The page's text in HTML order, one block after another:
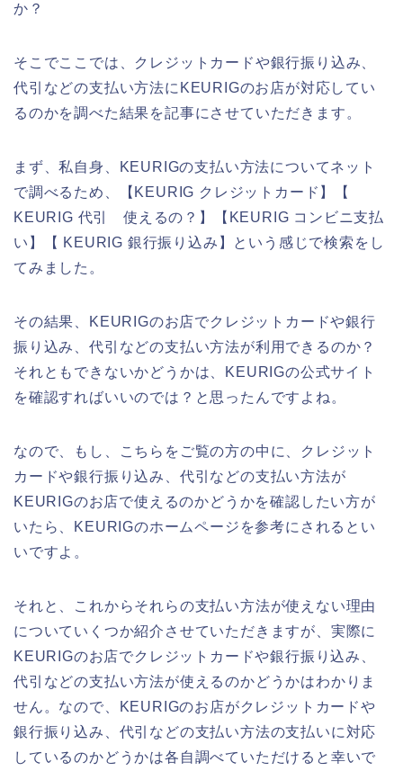
か？
そこでここでは、クレジットカードや銀行振り込み、
代引などの支払い方法にKEURIGのお店が対応してい
るのかを調べた結果を記事にさせていただきます。
まず、私自身、KEURIGの支払い方法についてネット
で調べるため、【KEURIG クレジットカード】【
KEURIG 代引 使えるの？】【KEURIG コンビニ支払
い】【 KEURIG 銀行振り込み】という感じで検索をし
てみました。
その結果、KEURIGのお店でクレジットカードや銀行
振り込み、代引などの支払い方法が利用できるのか？
それともできないかどうかは、KEURIGの公式サイト
を確認すればいいのでは？と思ったんですよね。
なので、もし、こちらをご覧の方の中に、クレジット
カードや銀行振り込み、代引などの支払い方法が
KEURIGのお店で使えるのかどうかを確認したい方が
いたら、KEURIGのホームページを参考にされるとい
いですよ。
それと、これからそれらの支払い方法が使えない理由
についていくつか紹介させていただきますが、実際に
KEURIGのお店でクレジットカードや銀行振り込み、
代引などの支払い方法が使えるのかどうかはわかりま
せん。なので、KEURIGのお店がクレジットカードや
銀行振り込み、代引などの支払い方法の支払いに対応
しているのかどうかは各自調べていただけると幸いで